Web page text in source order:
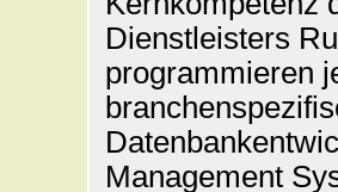
Dienstleisters
programmieren
Management